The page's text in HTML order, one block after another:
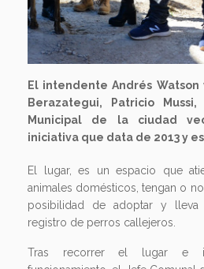
El intendente Andrés Watson
Berazategui, Patricio
Municipal de la ciudad
iniciativa que data de 2013 y
El lugar, es un espacio que
animales domésticos, tengan o
posibilidad de adoptar y lleva
registro de perros callejeros.
Tras recorrer el lugar e
funcionamiento, el Jefe Comunal
un reclamo que recibo muy
visitas cotidianas a los barrios. Y
los animales callejeros, si